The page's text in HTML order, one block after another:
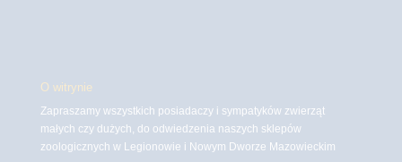
O witrynie
Zapraszamy wszystkich posiadaczy i sympatyków zwierząt
małych czy dużych, do odwiedzenia naszych sklepów
zoologicznych w Legionowie i Nowym Dworze Mazowieckim